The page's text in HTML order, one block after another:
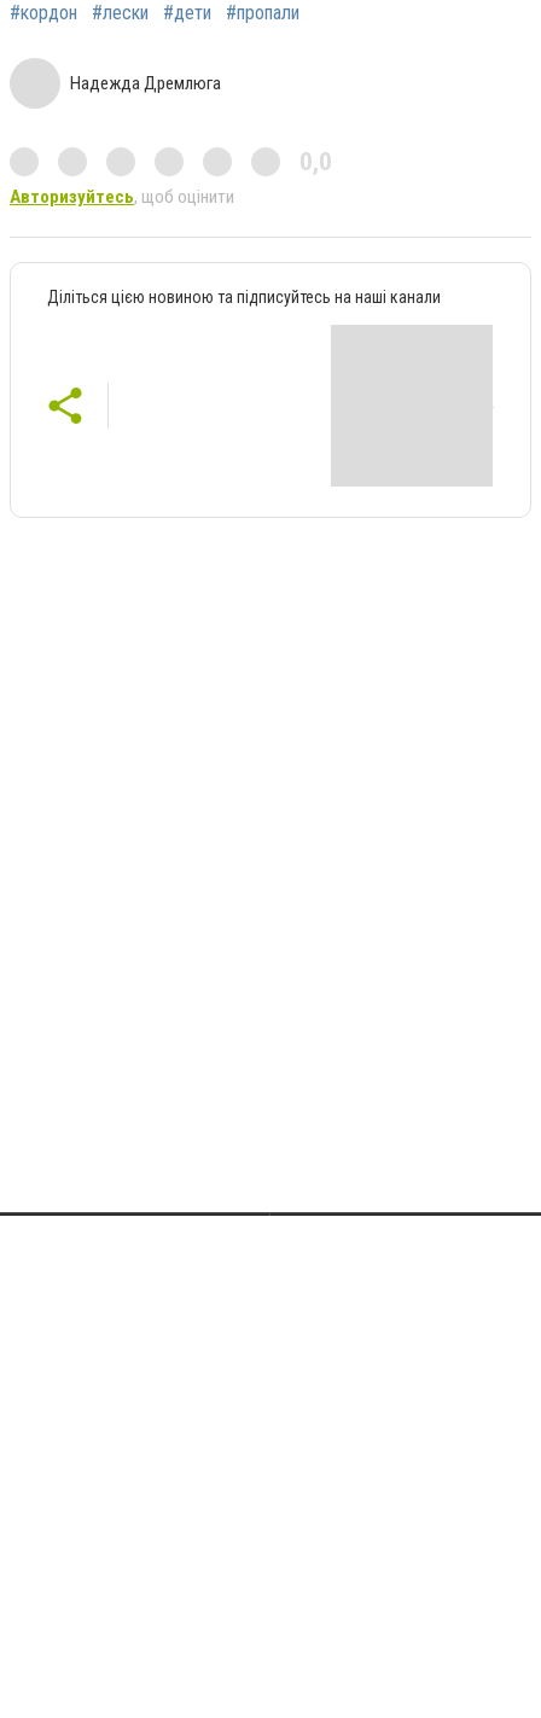
#кордон #лески #дети #пропали
Надежда Дремлюга
0,0
Авторизуйтесь, щоб оцінити
Діліться цією новиною та підписуйтесь на наші канали